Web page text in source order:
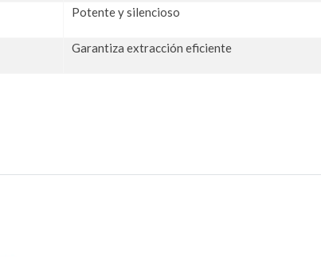
Potente y silencioso
Garantiza extracción eficiente